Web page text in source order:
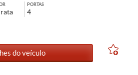
PORTAS
4
do veículo